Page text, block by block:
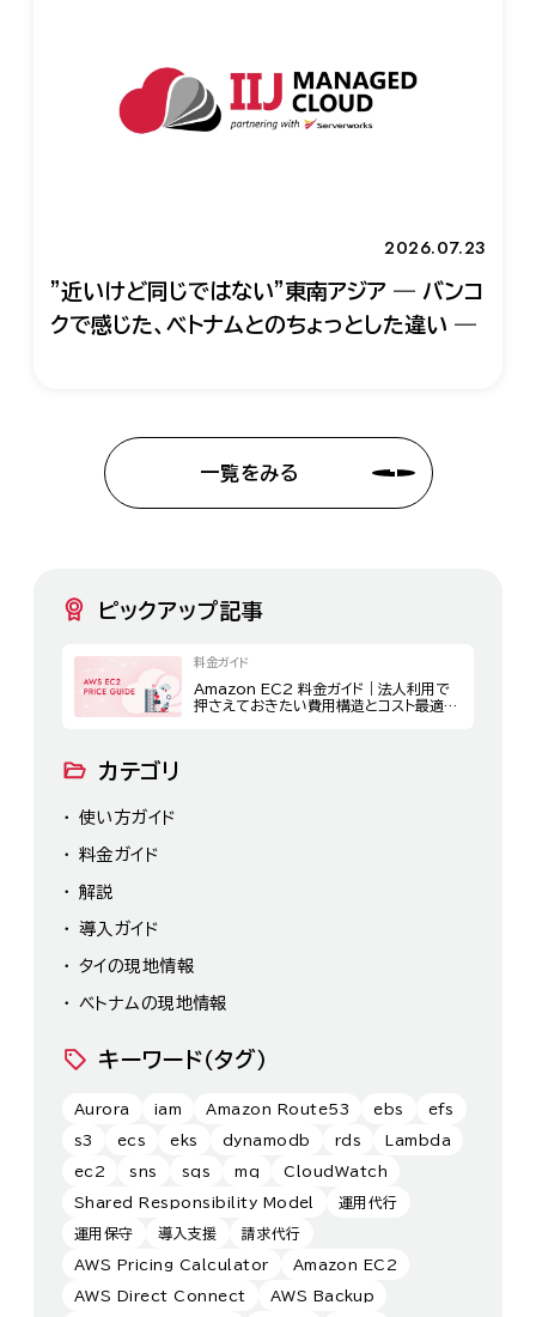
2026.07.23
"近いけど同じではない"東南アジア ― バンコ
クで感じた、ベトナムとのちょっとした違い ―
一覧をみる
ピックアップ記事
料金ガイド
Amazon EC2 料金ガイド｜法人利用で
押さえておきたい費用構造とコスト最適化
カテゴリ
使い方ガイド
料金ガイド
解説
導入ガイド
タイの現地情報
ベトナムの現地情報
キーワード（タグ）
Aurora iam Amazon Route53 ebs efs
s3 ecs eks dynamodb rds Lambda
ec2 sns sqs mq CloudWatch
Shared Responsibility Model 運用代行
運用保守 導入支援 請求代行
AWS Pricing Calculator Amazon EC2
AWS Direct Connect AWS Backup